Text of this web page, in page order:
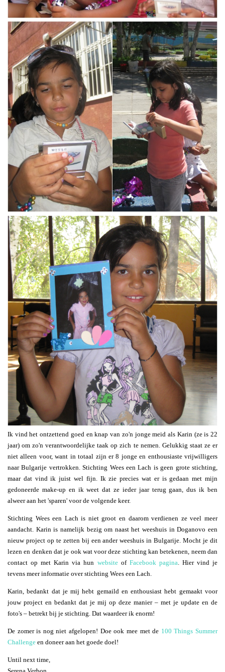
Ik vind het ontzettend goed en knap van zo'n jonge meid als Karin (ze is 22
jaar) om zo'n verantwoordelijke taak op zich te nemen. Gelukkig staat ze er
niet alleen voor, want in totaal zijn er 8 jonge en enthousiaste vrijwilligers
naar Bulgarije vertrokken. Stichting Wees een Lach is geen grote stichting,
maar dat vind ik juist wel fijn. Ik zie precies wat er is gedaan met mijn
gedoneerde make-up en ik weet dat ze ieder jaar terug gaan, dus ik ben
alweer aan het 'sparen' voor de volgende keer.
Stichting Wees een Lach is niet groot en daarom verdienen ze veel meer
aandacht. Karin is namelijk bezig om naast het weeshuis in Doganovo een
nieuw project op te zetten bij een ander weeshuis in Bulgarije. Mocht je dit
lezen en denken dat je ook wat voor deze stichting kan betekenen, neem dan
contact op met Karin via hun websiteof Facebook pagina. Hier vind je
tevens meer informatie over stichting Wees een Lach.
Karin, bedankt dat je mij hebt gemaild en enthousiast hebt gemaakt voor
jouw project en bedankt dat je mij op deze manier – met je update en de
foto's – betrekt bij je stichting. Dat waardeer ik enorm!
De zomer is nog niet afgelopen! Doe ook mee met de 100 Things Summer
Challenge en doneer aan het goede doel!
Until next time,